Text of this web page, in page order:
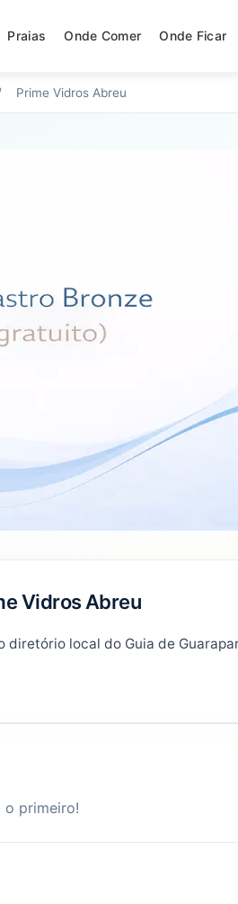
Praias Onde Comer Onde Ficar
Prime Vidros Abreu
Vidros Abreu
diretório local do Guia de
o primeiro!